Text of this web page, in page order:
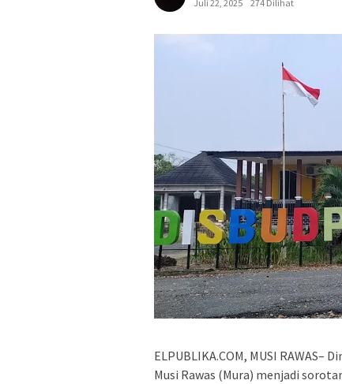
Juli 22, 2025
274 Dilihat
ELPUBLIKA.COM, MUSI RAWAS–
Musi Rawas (Mura) menjadi